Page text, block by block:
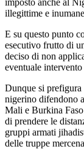
illegittime e
E su questo punto
esecutivo frutto di
deciso di non
eventuale
Dunque si
nigerino difendono
Mali e Burkina
di prendere le
gruppi armati
delle truppe